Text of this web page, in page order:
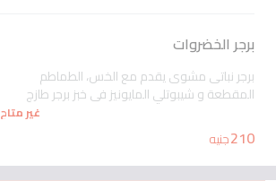
برجر الخضروات
برجر نباتى مشوى يقدم مع الخس، الطماطم
المقطعة و شيبوتلي المايونيز فى خبز برجر طازج
غير متاح
210جنيه